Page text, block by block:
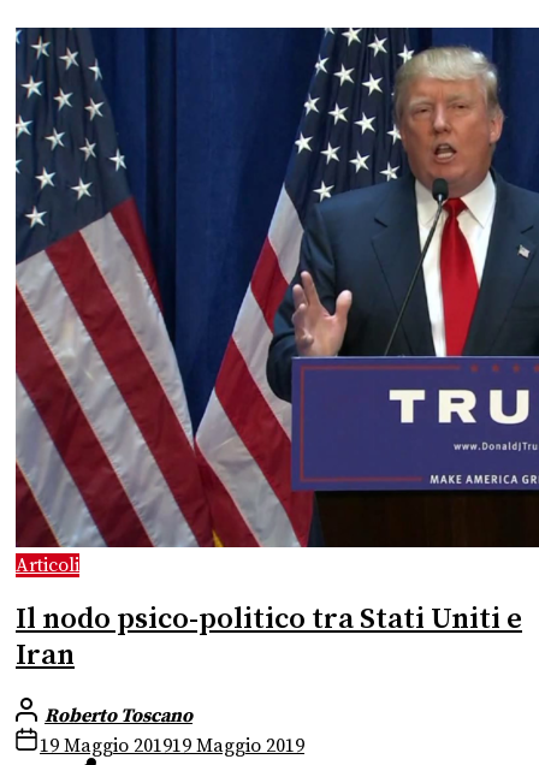
Articoli
Il nodo psico-politico tra Stati Uniti e
Iran
Roberto Toscano
19 Maggio 201919 Maggio 2019